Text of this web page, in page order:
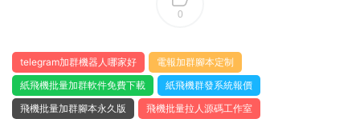
0
telegram加群機器人哪家好
電報加群腳本定制
紙飛機批量加群軟件免費下載
紙飛機群發系統報價
飛機批量加群腳本永久版
飛機批量拉人源碼工作室